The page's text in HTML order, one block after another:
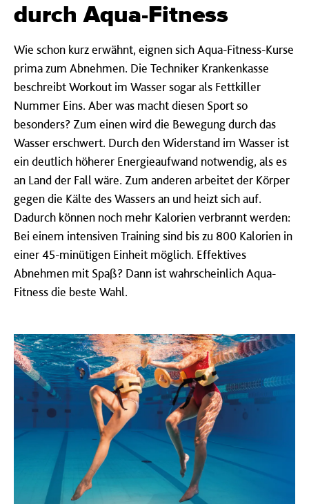
durch Aqua-Fitness
Wie schon kurz erwähnt, eignen sich Aqua-Fitness-Kurse
prima zum Abnehmen. Die Techniker Krankenkasse
beschreibt Workout im Wasser sogar als Fettkiller
Nummer Eins. Aber was macht diesen Sport so
besonders? Zum einen wird die Bewegung durch das
Wasser erschwert. Durch den Widerstand im Wasser ist
ein deutlich höherer Energieaufwand notwendig, als es
an Land der Fall wäre. Zum anderen arbeitet der Körper
gegen die Kälte des Wassers an und heizt sich auf.
Dadurch können noch mehr Kalorien verbrannt werden:
Bei einem intensiven Training sind bis zu 800 Kalorien in
einer 45-minütigen Einheit möglich. Effektives
Abnehmen mit Spaß? Dann ist wahrscheinlich Aqua-
Fitness die beste Wahl.